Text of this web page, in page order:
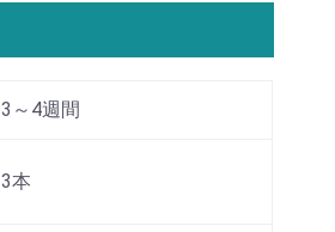
3～4週間
3本